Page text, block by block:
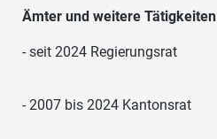
Ämter und weitere Tätigkeiten
- seit 2024 Regierungsrat
- 2007 bis 2024 Kantonsrat